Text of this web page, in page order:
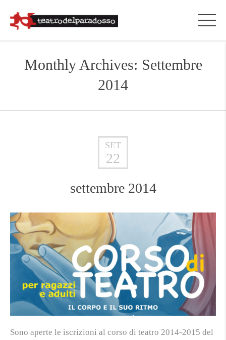
Monthly Archives: Settembre
2014
SET
22
settembre 2014
Sono aperte le iscrizioni al corso di teatro 2014-2015 del